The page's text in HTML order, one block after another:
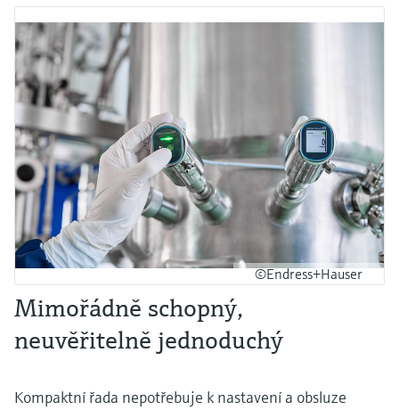
©Endress+Hauser
Mimořádně schopný,
neuvěřitelně jednoduchý
Kompaktní řada nepotřebuje k nastavení a obsluze